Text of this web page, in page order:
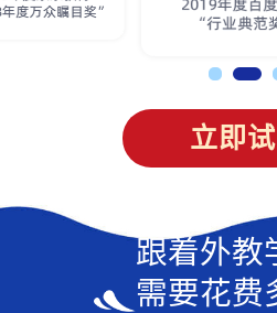
立即
跟着外教
需要花费